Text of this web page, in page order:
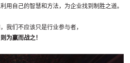
用自己的智慧和方法，为企业找到制胜之道。
我们不应该只是行业参与者，
为赢而战之！